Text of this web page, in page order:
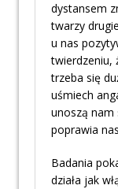
dystansem
twarzy
u nas
twierdzeniu,
trzeba się
uśmiech
unoszą nam
poprawia
Badania
działa jak